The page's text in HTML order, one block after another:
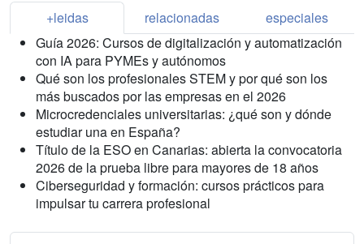
+leidas relacionadas
especiales
Guía 2026: Cursos de digitalización y automatización
con IA para PYMEs y autónomos
Qué son los profesionales STEM y por qué son los
más buscados por las empresas en el 2026
Microcredenciales universitarias: ¿qué son y dónde
estudiar una en España?
Título de la ESO en Canarias: abierta la convocatoria
2026 de la prueba libre para mayores de 18 años
Ciberseguridad y formación: cursos prácticos para
impulsar tu carrera profesional